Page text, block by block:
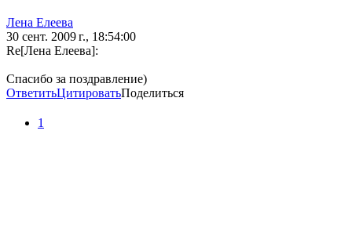
Лена Елеева
30 сент. 2009 г., 18:54:00
Re[Лена Елеева]:
Спасибо за поздравление)
ОтветитьЦитироватьПоделиться
1